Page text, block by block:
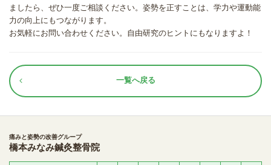
ましたら、ぜひ一度ご相談ください。姿勢を正すことは、学力や運動能
力の向上にもつながります。
お気軽にお問い合わせください。自由研究のヒントにもなりますよ！
一覧へ戻る
痛みと姿勢の改善グループ
橋本みなみ鍼灸整骨院